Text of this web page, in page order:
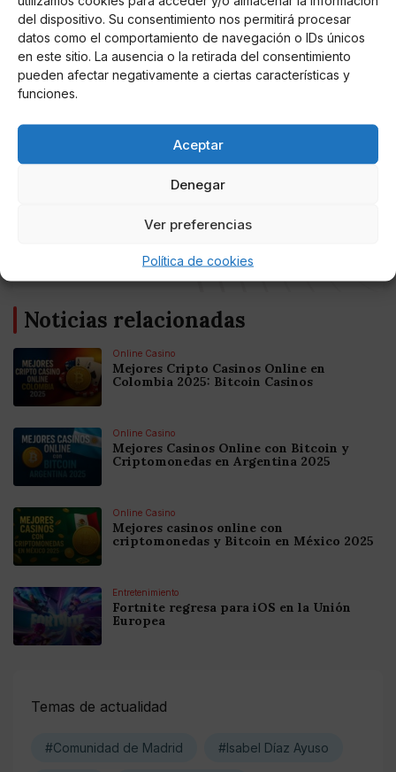
del dispositivo. Su consentimiento nos permitirá procesar
datos como el comportamiento de navegación o IDs únicos
en este sitio. La ausencia o la retirada del consentimiento
pueden afectar negativamente a ciertas características y
funciones.
Aceptar
Denegar
Ver preferencias
Política de cookies
En total, dispondrá de una superficie construida de
3.207 metros cuadrados distribuida en dos plantas
sobre rasante y un semisótano. Las obras han sido
adjudicadas a la empresa Seranco, por un total de
4.373.182 euros y un plazo de ejecución de 20 meses.
AUTOR
Miguel P. Montes
Noticias relacionadas
Online Casino
Mejores Cripto Casinos Online en
Colombia 2025: Bitcoin Casinos
Online Casino
Mejores Casinos Online con Bitcoin y
Criptomonedas en Argentina 2025
Online Casino
Mejores casinos online con
criptomonedas y Bitcoin en México 2025
Entretenimiento
Fortnite regresa para iOS en la Unión
Europea
Temas de actualidad
#Comunidad de Madrid #Isabel Díaz Ayuso